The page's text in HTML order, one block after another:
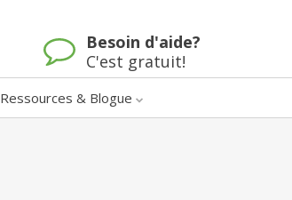
Besoin d'aide?
C'est gratuit!
Ressources & Blogue